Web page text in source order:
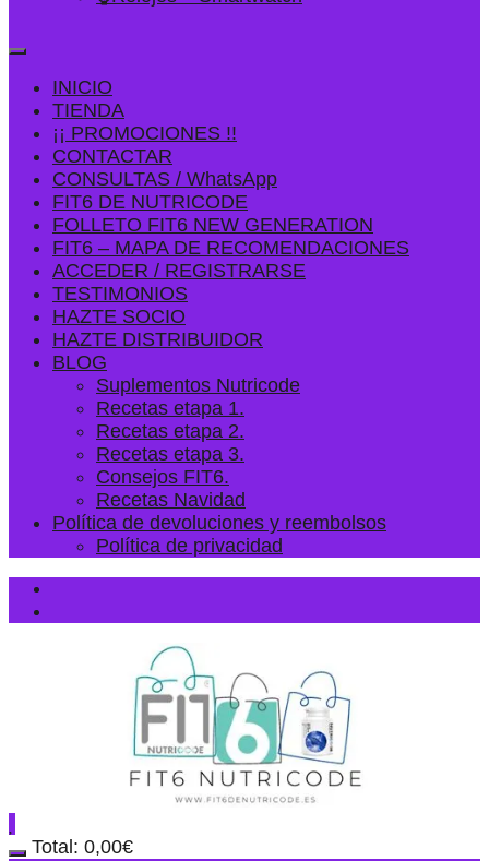
INICIO
TIENDA
¡¡ PROMOCIONES !!
CONTACTAR
CONSULTAS / WhatsApp
FIT6 DE NUTRICODE
FOLLETO FIT6 NEW GENERATION
FIT6 – MAPA DE RECOMENDACIONES
ACCEDER / REGISTRARSE
TESTIMONIOS
HAZTE SOCIO
HAZTE DISTRIBUIDOR
BLOG
Suplementos Nutricode
Recetas etapa 1.
Recetas etapa 2.
Recetas etapa 3.
Consejos FIT6.
Recetas Navidad
Política de devoluciones y reembolsos
Política de privacidad
Total: 0,00€